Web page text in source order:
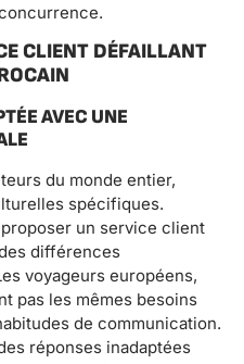
CLIENT DÉFAILLANT
AVEC UNE
du monde entier,
spécifiques.
un service client
différences
voyageurs européens,
pas les mêmes besoins
de communication.
réponses inadaptées